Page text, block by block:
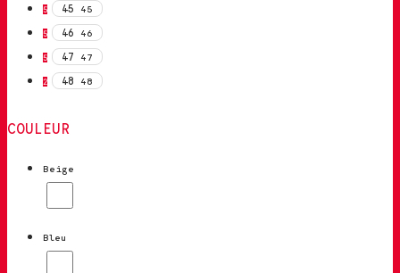
5 45 45
5 46 46
5 47 47
2 48 48
COULEUR
Beige
Bleu